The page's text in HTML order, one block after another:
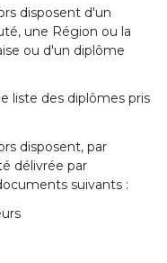
disposent d'un
une Région ou la
ou d'un diplôme
liste des diplômes pris
disposent, par
délivrée par
suivants :